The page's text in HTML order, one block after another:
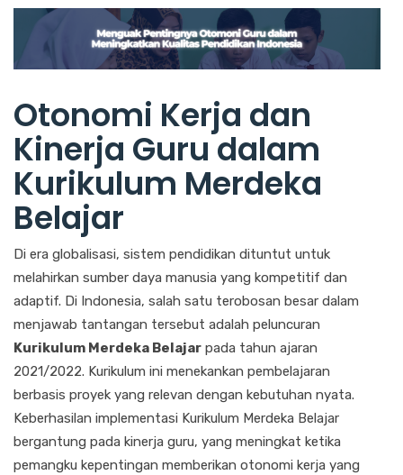
Otonomi Kerja dan
Kinerja Guru dalam
Kurikulum Merdeka
Belajar
Di era globalisasi, sistem pendidikan dituntut untuk
melahirkan sumber daya manusia yang kompetitif dan
adaptif. Di Indonesia, salah satu terobosan besar dalam
menjawab tantangan tersebut adalah peluncuran
Kurikulum Merdeka Belajar pada tahun ajaran
2021/2022. Kurikulum ini menekankan pembelajaran
berbasis proyek yang relevan dengan kebutuhan nyata.
Keberhasilan implementasi Kurikulum Merdeka Belajar
bergantung pada kinerja guru, yang meningkat ketika
pemangku kepentingan memberikan otonomi kerja yang